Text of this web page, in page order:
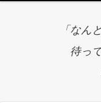
「なん
待っ